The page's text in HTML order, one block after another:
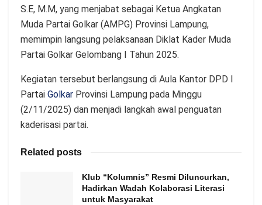
S.E, M.M, yang menjabat sebagai Ketua Angkatan
Muda Partai Golkar (AMPG) Provinsi Lampung,
memimpin langsung pelaksanaan Diklat Kader Muda
Partai Golkar Gelombang I Tahun 2025.
Kegiatan tersebut berlangsung di Aula Kantor DPD I
Partai Golkar Provinsi Lampung pada Minggu
(2/11/2025) dan menjadi langkah awal penguatan
kaderisasi partai.
Related posts
Klub “Kolumnis” Resmi Diluncurkan,
Hadirkan Wadah Kolaborasi Literasi
untuk Masyarakat